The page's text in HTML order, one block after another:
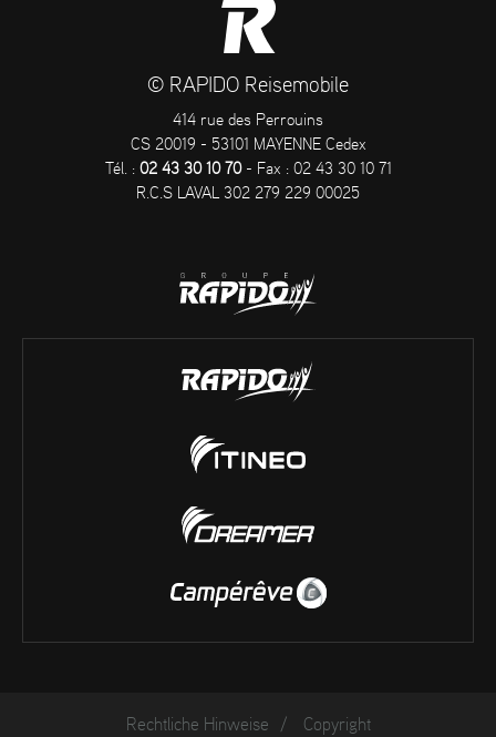
© RAPIDO Reisemobile
414 rue des Perrouins
CS 20019 - 53101 MAYENNE Cedex
Tél. : 02 43 30 10 70- Fax : 02 43 30 10 71
R.C.S LAVAL 302 279 229 00025
Rechtliche Hinweise / Copyright